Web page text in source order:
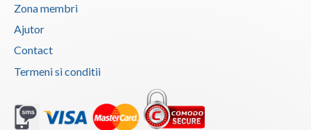
Zona membri
Ajutor
Contact
Termeni si conditii